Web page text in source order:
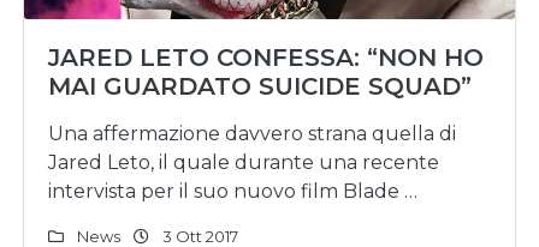
JARED LETO CONFESSA: “NON HO
MAI GUARDATO SUICIDE SQUAD”
Una affermazione davvero strana quella di
Jared Leto, il quale durante una recente
intervista per il suo nuovo film Blade …
News 3 Ott 2017